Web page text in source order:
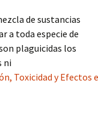
de sustancias
a toda especie de
plaguicidas los
ni
Toxicidad y Efectos